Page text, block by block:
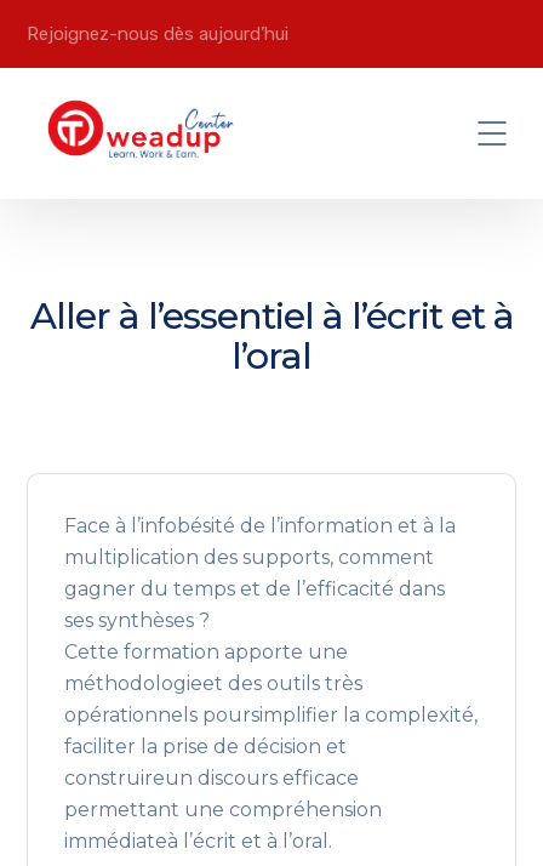
Rejoignez-nous dès aujourd’hui
Aller à l’essentiel à l’écrit et à
l’oral
Face à l’infobésité de l’information et à la
multiplication des supports, comment
gagner du temps et de l’efficacité dans
ses synthèses ?
Cette formation apporte une
méthodologieet des outils très
opérationnels poursimplifier la complexité,
faciliter la prise de décision et
construireun discours efficace
permettant une compréhension
immédiateà l’écrit et à l’oral.